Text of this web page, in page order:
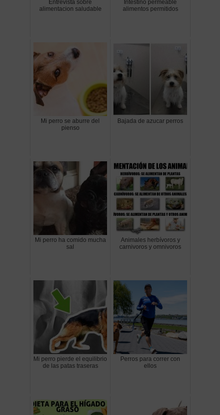
Entrevista sobre
alimentacion saludable
Intestino permeable
alimentos permitidos
Mi perro se aburre del
pienso
Bajada de azucar perros
Mi perro ha comido mucha
sal
Animales herbívoros y
carnivoros y omnivoros
Mi perro pierde el equilibrio
de las patas traseras
Perros para correr con
ellos